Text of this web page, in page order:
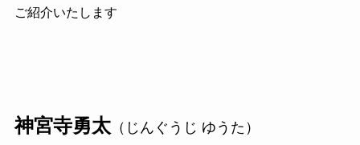
ご紹介いたします
神宮寺勇太（じんぐうじ ゆうた）